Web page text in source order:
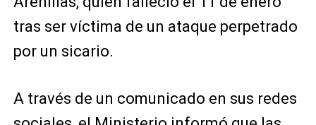
tras ser víctima de un ataque perpetrado
por un sicario.
A través de un comunicado en sus redes